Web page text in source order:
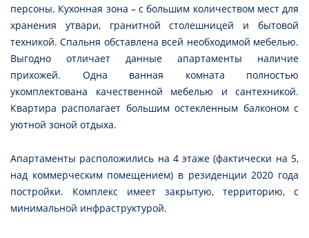
персоны. Кухонная зона – с большим количеством мест для
хранения утвари, гранитной столешницей и бытовой
техникой. Спальня обставлена всей необходимой мебелью.
Выгодно отличает данные апартаменты наличие
прихожей. Одна ванная комната полностью
укомплектована качественной мебелью и сантехникой.
Квартира располагает большим остекленным балконом с
уютной зоной отдыха.
Апартаменты расположились на 4 этаже (фактически на 5,
над коммерческим помещением) в резиденции 2020 года
постройки. Комплекс имеет закрытую, территорию, с
минимальной инфраструктурой.